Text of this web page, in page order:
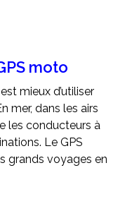
moto
mieux d’utiliser
mer, dans les airs
les conducteurs à
Le GPS
grands voyages en